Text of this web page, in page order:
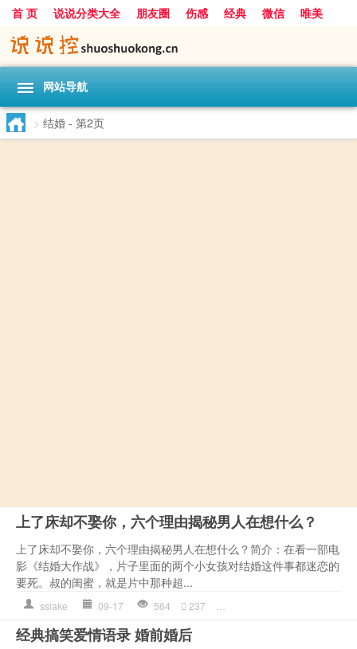
首 页 说说分类大全 朋友圈 伤感 经典 微信
唯美
励志
爱情 搞笑
网站导航
> 结婚 - 第2页
上了床却不娶你，六个理由揭秘男人在想什么？
上了床却不娶你，六个理由揭秘男人在想什么？简介：在看一部电
影《结婚大作战》，片子里面的两个小女孩对结婚这件事都迷恋的
要死。叔的闺蜜，就是片中那种超...
sslake 09-17 564 237
经典搞笑爱情语录 婚前婚后